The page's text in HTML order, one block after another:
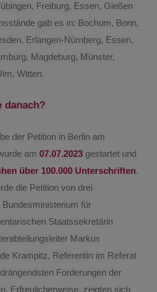
Freiburg, Essen, Gießen
gab es in: Bochum, Bonn,
Erlangen-Nürnberg, Essen,
Magdeburg, Münster,
Witten.
danach?
der Petition in Berlin am
am 07.07.2023 gestartet und
über 100.000 Unterschriften.
die Petition von drei
für
Staatssekretärin
Markus
Krampitz, Referentin im Referat
Forderungen der
Erfreulicherweise, zeigten sich